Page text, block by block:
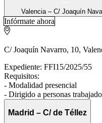
Valencia – C/ Joaquín
Infórmate ahora
C/ Joaquín Navarro, 10,
Expediente: FFI15/2025/55
Requisitos:
- Modalidad presencial
- Dirigido a personas
Madrid – C/ de Téllez